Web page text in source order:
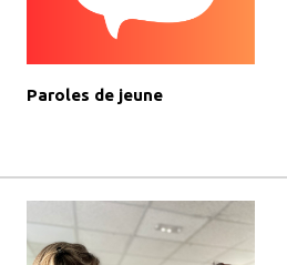
Paroles de jeune